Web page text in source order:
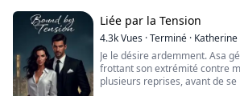
Chez Taylor Industries, elle est
financière terne qui noie ses
Liée par la Tension
4.3kVues ·Terminé · Katherine
Je le désire ardemment. Asa
frottant son extrémité contre
plusieurs reprises, avant de